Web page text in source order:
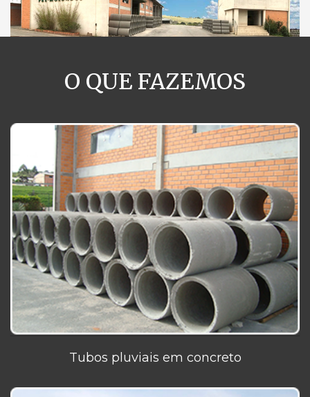
O QUE FAZEMOS
Tubos pluviais em concreto